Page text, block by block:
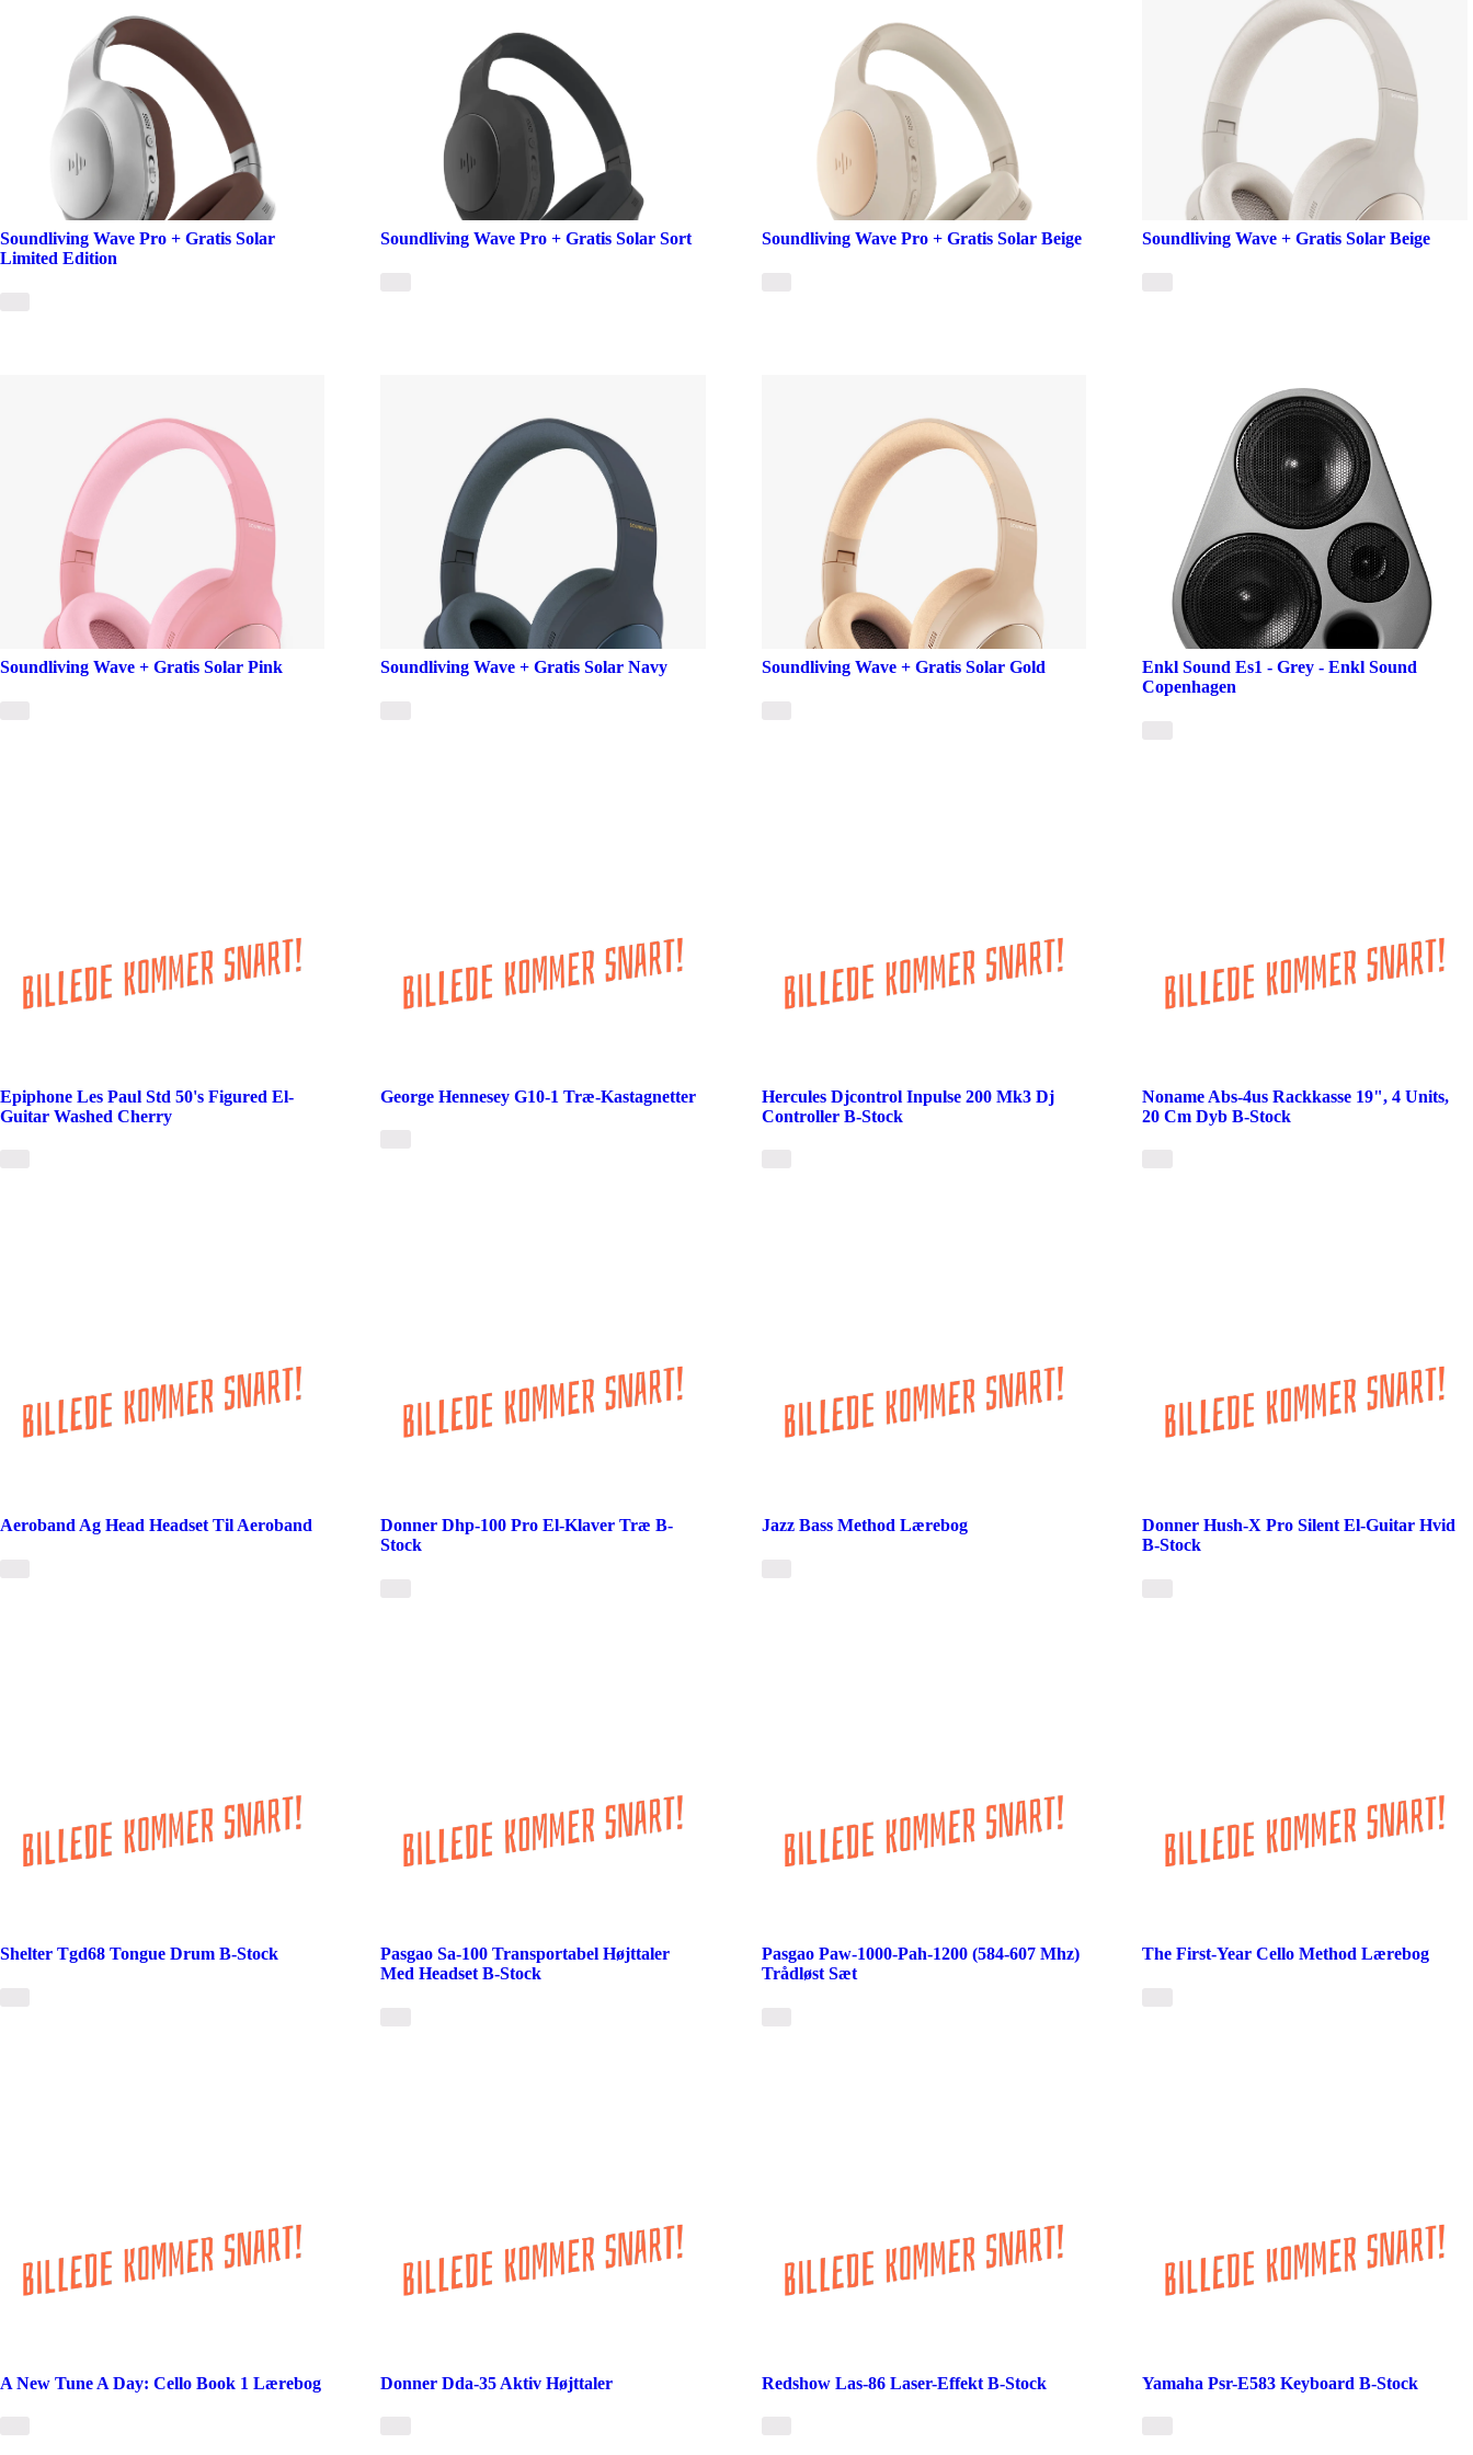
Soundliving Wave Pro + Gratis Solar
Limited Edition
Soundliving Wave Pro + Gratis Solar Sort Soundliving Wave Pro + Gratis Solar Beige Soundliving Wave + Gratis Solar Beige
Soundliving Wave + Gratis Solar Pink Soundliving Wave + Gratis Solar Navy Soundliving Wave + Gratis Solar Gold
Enkl Sound Es1 - Grey - Enkl Sound
Copenhagen
Epiphone Les Paul Std 50's Figured El-
Guitar Washed Cherry
George Hennesey G10-1 Træ-Kastagnetter
Hercules Djcontrol Inpulse 200 Mk3 Dj
Controller B-Stock
Noname Abs-4us Rackkasse 19", 4 Units,
20 Cm Dyb B-Stock
Aeroband Ag Head Headset Til Aeroband
Donner Dhp-100 Pro El-Klaver Træ B-
Stock
Jazz Bass Method Lærebog
Donner Hush-X Pro Silent El-Guitar Hvid
B-Stock
Shelter Tgd68 Tongue Drum B-Stock
Pasgao Sa-100 Transportabel Højttaler
Med Headset B-Stock
Pasgao Paw-1000-Pah-1200 (584-607 Mhz)
Trådløst Sæt
The First-Year Cello Method Lærebog
A New Tune A Day: Cello Book 1 Lærebog Donner Dda-35 Aktiv Højttaler Redshow Las-86 Laser-Effekt B-Stock Yamaha Psr-E583 Keyboard B-Stock